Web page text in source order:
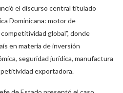
el discurso central titulado
Dominicana: motor de
global”, donde
en materia de inversión
seguridad jurídica, manufactura
exportadora.